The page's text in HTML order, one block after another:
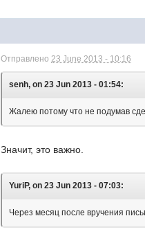
Отправлено23 June 2013 - 10:16
senh, on 23 Jun 2013 - 01:54:
Жалею потому что не подумав
Значит, это важно.
YuriP, on 23 Jun 2013 - 07:03:
Через месяц после вручения